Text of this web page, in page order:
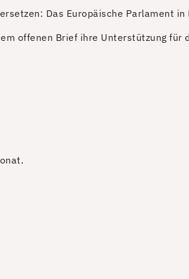
Das Europäische Parlament in
offenen Brief ihre Unterstützung für